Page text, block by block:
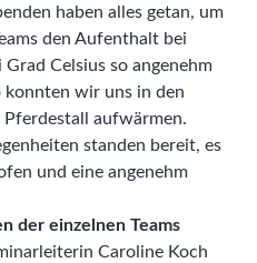
haben alles getan, um
den Aufenthalt bei
Celsius so angenehm
konnten wir uns in den
Pferdestall aufwärmen.
standen bereit, es
und eine angenehm
der einzelnen Teams
Caroline Koch